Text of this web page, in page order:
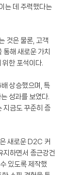
는 데 주력했다는
것은 물론, 고객
해 새로운 가치
한 포석이다.
상승했으며, 특
성과를 보였다.
지금도 꾸준히 증
새로운 D2C 커
지하면서 종근강건
있도록 제작했